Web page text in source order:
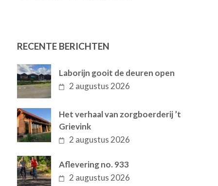
RECENTE BERICHTEN
Laborijn gooit de deuren open
2 augustus 2026
Het verhaal van zorgboerderij ’t
Grievink
2 augustus 2026
Aflevering no. 933
2 augustus 2026